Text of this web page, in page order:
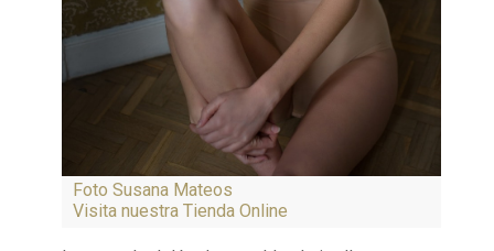
Foto Susana Mateos
Visita nuestra Tienda Online